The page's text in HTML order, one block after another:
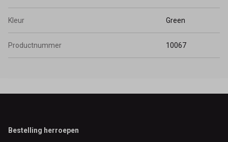
Kleur Green
Productnummer 10067
Footer
Bestelling herroepen